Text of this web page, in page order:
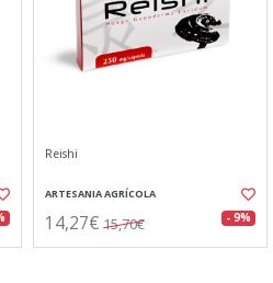
Reishi
ARTESANIA AGRÍCOLA
14,27€ 15,70€ - 9%